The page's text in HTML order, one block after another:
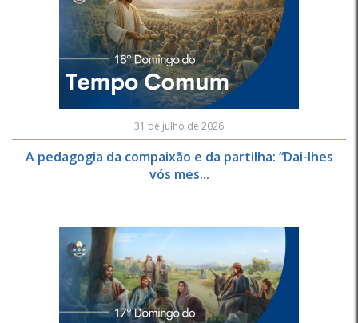
31 de julho de 2026
A pedagogia da compaixão e da partilha: “Dai-lhes
vós mes...